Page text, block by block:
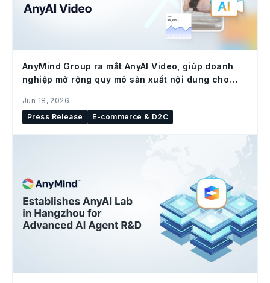
AnyMind Group ra mắt AnyAI Video, giúp doanh
nghiệp mở rộng quy mô sản xuất nội dung cho
Jun 18, 2026
Press Release
E-commerce & D2C